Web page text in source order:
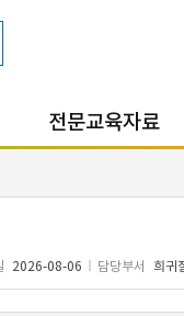
전문교육자료
2026-08-06 담당부서 희귀